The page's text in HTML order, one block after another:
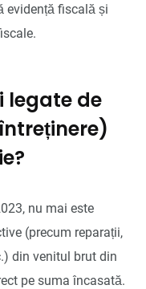
evidență fiscală și
legate de
nu mai este
(precum reparații,
din venitul brut din
pe suma încasată.